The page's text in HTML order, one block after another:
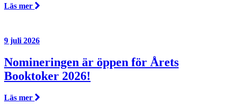
Läs mer
9 juli 2026
Nomineringen är öppen för Årets
Booktoker 2026!
Läs mer